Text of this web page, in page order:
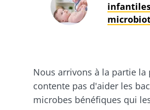
Nous arrivons à la partie
contente pas d'aider les
microbes bénéfiques qui
Légèrement
acidulé et
En savoir plus